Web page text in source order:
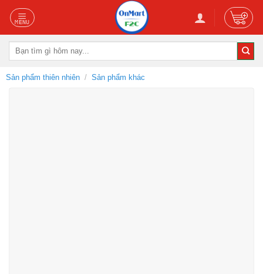
Skip
content
Tìm
Sản phẩm thiên nhiên / Sản phẩm khác